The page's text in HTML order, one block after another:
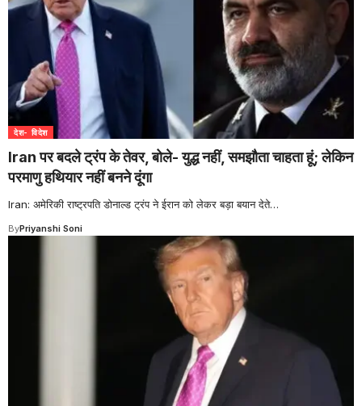
देश- विदेश
Iran पर बदले ट्रंप के तेवर, बोले- युद्ध नहीं, समझौता चाहता हूं; लेकिन
परमाणु हथियार नहीं बनने दूंगा
Iran: अमेरिकी राष्ट्रपति डोनाल्ड ट्रंप ने ईरान को लेकर बड़ा बयान देते…
ByPriyanshi Soni